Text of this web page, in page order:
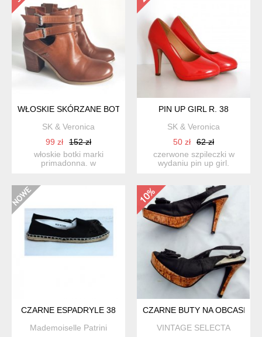
WŁOSKIE SKÓRZANE BOTKI R. 38
SK & Veronica
99 zł
152 zł
włoskie botki marki
primadonna. w
PIN UP GIRL R. 38
SK & Veronica
50 zł
62 zł
czerwone szpileczki w
wydaniu pin up girl.
CZARNE ESPADRYLE 38
Mademoiselle Patrini
CZARNE BUTY NA OBCASIE
VINTAGE SELECTA